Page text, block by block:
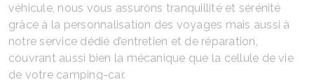
véhicule, nous vous assurons tranquillité et sérénité
grâce à la personnalisation des voyages mais aussi à
notre service dédié d’entretien et de réparation,
couvrant aussi bien la mécanique que la cellule de vie
de votre camping-car.